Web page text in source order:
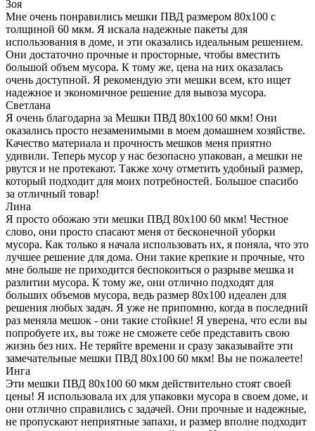
Зоя
Мне очень понравились мешки ПВД размером 80х100 с
толщиной 60 мкм. Я искала надежные пакеты для
использования в доме, и эти оказались идеальным решением.
Они достаточно прочные и просторные, чтобы вместить
большой объем мусора. К тому же, цена на них оказалась
очень доступной. Я рекомендую эти мешки всем, кто ищет
надежное и экономичное решение для вывоза мусора.
Светлана
Я очень благодарна за Мешки ПВД 80x100 60 мкм! Они
оказались просто незаменимыми в моем домашнем хозяйстве.
Качество материала и прочность мешков меня приятно
удивили. Теперь мусор у нас безопасно упакован, а мешки не
рвутся и не протекают. Также хочу отметить удобный размер,
который подходит для моих потребностей. Большое спасибо
за отличный товар!
Лина
Я просто обожаю эти мешки ПВД 80x100 60 мкм! Честное
слово, они просто спасают меня от бесконечной уборки
мусора. Как только я начала использовать их, я поняла, что это
лучшее решение для дома. Они такие крепкие и прочные, что
мне больше не приходится беспокоиться о разрыве мешка и
разлитии мусора. К тому же, они отлично подходят для
больших объемов мусора, ведь размер 80x100 идеален для
решения любых задач. Я уже не припомню, когда в последний
раз меняла мешок - они такие стойкие! Я уверена, что если вы
попробуете их, вы тоже не сможете себе представить свою
жизнь без них. Не теряйте времени и сразу заказывайте эти
замечательные мешки ПВД 80x100 60 мкм! Вы не пожалеете!
Инга
Эти мешки ПВД 80x100 60 мкм действительно стоят своей
цены! Я использовала их для упаковки мусора в своем доме, и
они отлично справились с задачей. Они прочные и надежные,
не пропускают неприятные запахи, и размер вполне подходит